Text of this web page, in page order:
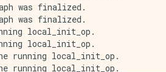
was finalized.
was finalized.
local_init_op.
local_init_op.
running local_init_op.
running local_init_op.